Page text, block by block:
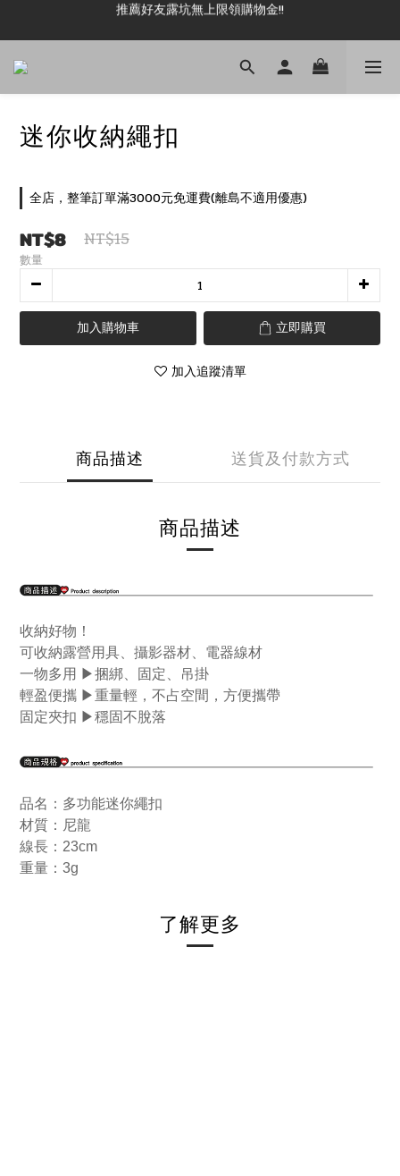
新加入會員即可現領 50元購物金!!
新加入會員即可現領 50元購物金!!
迷你收納繩扣
全店，整筆訂單滿3000元免運費(離島不適用優惠)
NT$8 NT$15
數量
加入購物車 立即購買
加入追蹤清單
商品描述 送貨及付款方式
商品描述
收納好物！
可收納露營用具、攝影器材、電器線材
一物多用 ▶捆綁、固定、吊掛
輕盈便攜 ▶重量輕，不占空間，方便攜帶
固定夾扣 ▶穩固不脫落
品名：多功能迷你繩扣
材質：尼龍
線長：23cm
重量：3g
了解更多